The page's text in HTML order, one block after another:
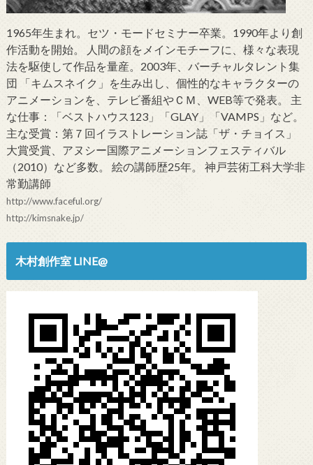
1965年生まれ。セツ・モードセミナー卒業。1990年より創
作活動を開始。 人間の顔をメインモチーフに、様々な表現
法を駆使して作品を量産。2003年、バーチャルタレント集
団 「キムスネイク」を生み出し、個性的なキャラクターの
アニメーションを、テレビ番組やＣＭ、WEB等で発表。 主
な仕事：「ベストハウス123」「GLAY」「VAMPS」など。
主な受賞：第７回イラストレーション誌「ザ・チョイス」
大賞受賞、アヌシー国際アニメーションフェスティバル
（2010）など多数。 絵の講師歴25年。 神戸芸術工科大学非
常勤講師
http://www.faceful.org/
http://kimsnake.jp/
木村創作室 LINE@